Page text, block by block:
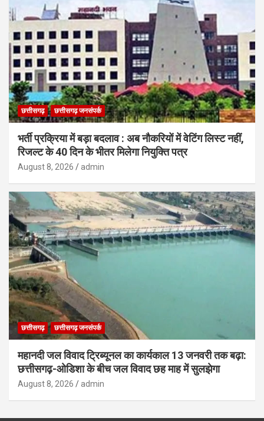
छत्तीसगढ़ छत्तीसगढ़ जनसंपर्क
भर्ती प्रक्रिया में बड़ा बदलाव : अब नौकरियों में वेटिंग लिस्ट नहीं,
रिजल्ट के 40 दिन के भीतर मिलेगा नियुक्ति पत्र
August 8, 2026 admin
छत्तीसगढ़ छत्तीसगढ़ जनसंपर्क
महानदी जल विवाद ट्रिब्यूनल का कार्यकाल 13 जनवरी तक बढ़ा:
छत्तीसगढ़-ओडिशा के बीच जल विवाद छह माह में सुलझेगा
August 8, 2026 admin